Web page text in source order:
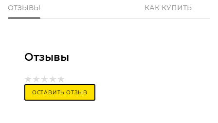
ОТЗЫВЫ КАК КУПИТЬ
Отзывы
ОСТАВИТЬ ОТЗЫВ